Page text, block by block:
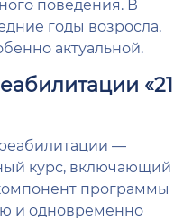
поведения. В
годы возросла,
актуальной.
«21
—
курс, включающий
программы
и одновременно